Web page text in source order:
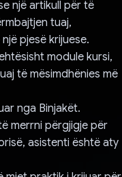
një artikull për të
tuaj,
pjesë krijuese.
module kursi,
të mësimdhënies më
nga Binjakët.
merrni përgjigje për
asistenti është aty